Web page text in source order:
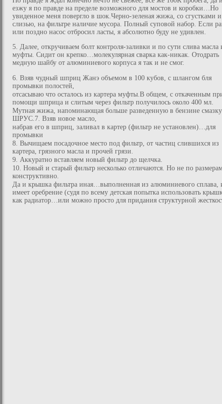
езжу я по правде на пределе возможного для мостов и коробки…Но
увиденное меня повергло в шок.Черно-зеленая жижа, со сгустками и
слизью, на фильтре наличие мусора. Полный суповой набор. Если
или поздно насос отбросил ласты, я абсолютно буду не удивлен.
5. Далее, откручиваем болт контроля-заливки и по сути слива масла
муфты. Сидит он крепко…молекулярная сварка как-никак. Отодрать
медную шайбу от алюминиевого корпуса я так и не смог.
6. Взяв чудный шприц Жанэ объемом в 100 кубов, с шлангом бля
промывки полостей,
отсасываю что осталось из картера муфты.В общем, с откаченным
помощи шприца и слитым через фильтр получилось около 400 мл.
Мутная жижа, напоминающая больше разведенную в бензине смазку
ШРУС.7. Взяв новое масло,
набрав его в шприц, заливал в картер (фильтр не установлен)…для
промывки
8. Вычищаем посадочное место под фильтр, от частиц слившихся из
картера, грязного масла и прочей грязи.
9. Аккуратно вставляем новый фильтр до щелчка.
10. Новый и старый фильтр несколько отличаются. Но не по
конструктивно.
Да и крышка фильтра иная…выполненная из алюминиевого сплава,
имеет оребрение (судя по всему детская попытка использовать
как радиатор…или можно просто для придания структурной